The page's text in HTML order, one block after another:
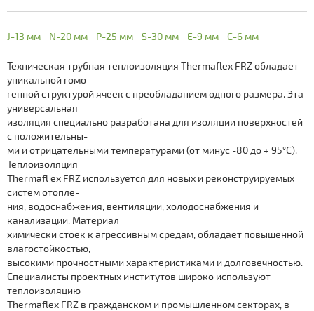
Thermaflex Ultra M
Thermasheet FR
Thermasheet А/С
Thermasheet Alu Stukko
Thermasheet ECO
Thermasheet ECO SA
Thermasheet ECO VSA
Кабель Thermalint
Преимущества теплоизоляция Термакомпакт >>
Как выбрать теплоизоляцию Термакомпакт? >>
Описание Термафлекс Ультра М >>
J-13 мм N-20 мм P-25 мм S-30 мм Е-9 мм С-6 мм
Техническая трубная теплоизоляция Thermaflex FRZ обладает
уникальной гомо-
генной структурой ячеек с преобладанием одного размера. Эта
универсальная
изоляция специально разработана для изоляции поверхностей
с положительны-
ми и отрицательными температурами (от минус -80 до + 95°С).
Теплоизоляция
Thermafl ex FRZ используется для новых и реконструируемых
систем отопле-
ния, водоснабжения, вентиляции, холодоснабжения и
канализации. Материал
химически стоек к агрессивным средам, обладает повышенной
влагостойкостью,
высокими прочностными характеристиками и долговечностью.
Специалисты проектных институтов широко используют
теплоизоляцию
Thermaflex FRZ в гражданском и промышленном секторах, в